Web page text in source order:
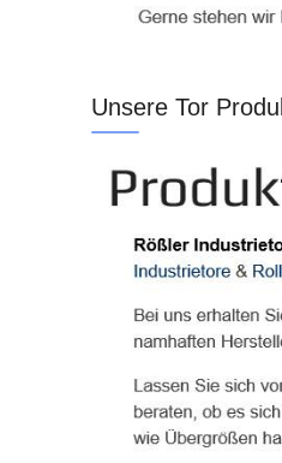
Unsere Tor